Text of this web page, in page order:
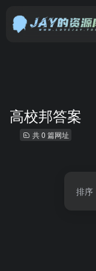
高校邦答案
共 0 篇网址
排序